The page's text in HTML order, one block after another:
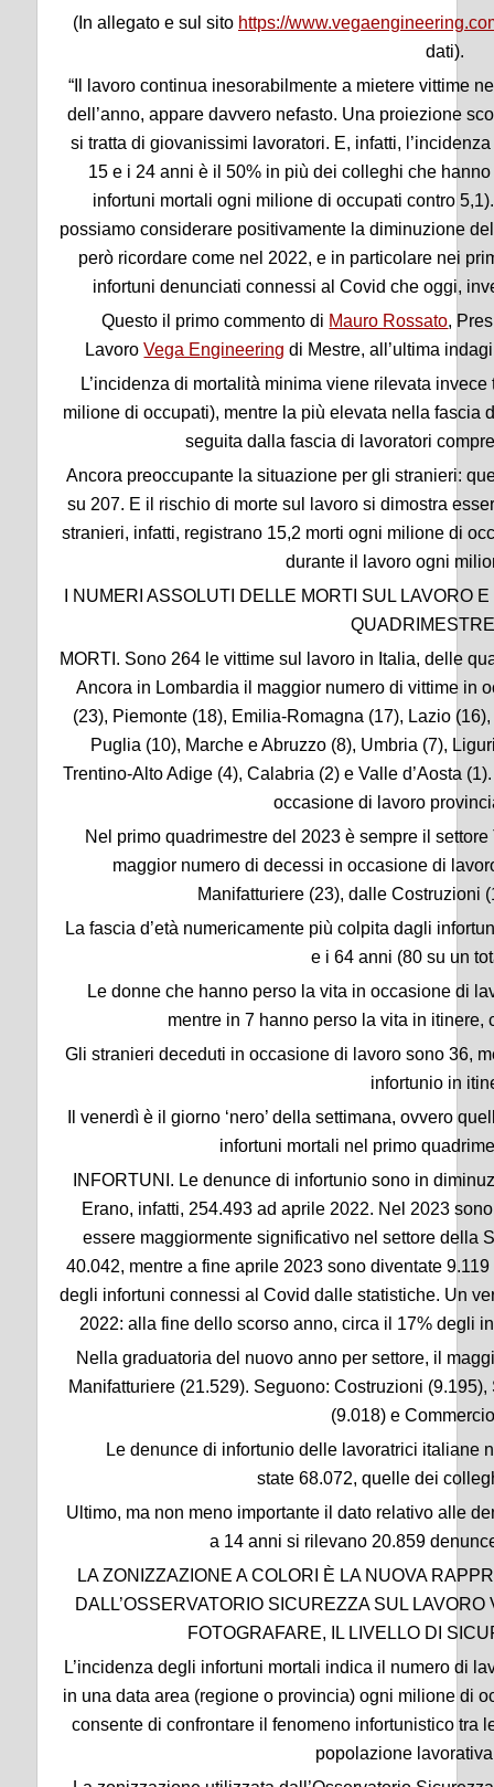
(In allegato e sul sito https://
dati).
“Il lavoro continua inesorabilmente a mietere vittime
dell’anno, appare davvero nefasto. Una proiezione
si tratta di giovanissimi lavoratori. E, infatti,
15 e i 24 anni è il 50% in più dei colleghi che
infortuni mortali ogni milione di occupati contro
possiamo considerare positivamente la diminuzione
però ricordare come nel 2022, e in particolare nei
infortuni denunciati connessi al Covid che oggi,
Questo il primo commento di Mauro Rossato,
LavoroVega Engineering di Mestre, all’ultima
L’incidenza di mortalità minima viene rilevata
milione di occupati), mentre la più elevata nella fascia
seguita dalla fascia di lavoratori
Ancora preoccupante la situazione per gli stranieri:
su 207. E il rischio di morte sul lavoro si dimostra
stranieri, infatti, registrano 15,2 morti ogni milione di
durante il lavoro ogni
I NUMERI ASSOLUTI DELLE MORTI SUL LAVORO
MORTI. Sono 264 le vittime sul lavoro in Italia, delle
Ancora in Lombardia il maggior numero di vittime in
(23), Piemonte (18), Emilia-Romagna (17), Lazio
Puglia (10), Marche e Abruzzo (8), Umbria (7),
Trentino-Alto Adige (4), Calabria (2) e Valle d’Aosta
occasione di lavoro
Nel primo quadrimestre del 2023 è sempre il
maggior numero di decessi in occasione di
Manifatturiere (23), dalle Costruzioni
La fascia d’età numericamente più colpita dagli
e i 64 anni (80 su un
Le donne che hanno perso la vita in occasione di
mentre in 7 hanno perso la vita in itinere,
Gli stranieri deceduti in occasione di lavoro sono 36,
infortunio in
Il venerdì è il giorno ‘nero’ della settimana, ovvero
infortuni mortali nel primo
INFORTUNI. Le denunce di infortunio sono in
Erano, infatti, 254.493 ad aprile 2022. Nel 2023
essere maggiormente significativo nel settore della
40.042, mentre a fine aprile 2023 sono diventate
degli infortuni connessi al Covid dalle statistiche. Un
2022: alla fine dello scorso anno, circa il 17% degli
Nella graduatoria del nuovo anno per settore, il
Manifatturiere (21.529). Seguono: Costruzioni
(9.018) e
Le denunce di infortunio delle lavoratrici italiane
state 68.072, quelle dei
Ultimo, ma non meno importante il dato relativo alle
a 14 anni si rilevano 20.859
LA ZONIZZAZIONE A COLORI È LA NUOVA
DALL’OSSERVATORIO SICUREZZA SUL
FOTOGRAFARE, IL LIVELLO DI
L’incidenza degli infortuni mortali indica il numero di
in una data area (regione o provincia) ogni milione di
consente di confrontare il fenomeno infortunistico tra
popolazione